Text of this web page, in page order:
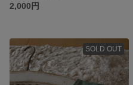
2,000円
SOLD OUT